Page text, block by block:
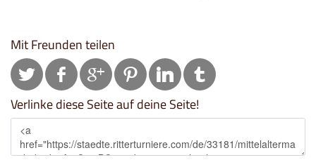
Mit Freunden teilen
Verlinke diese Seite auf deine Seite!